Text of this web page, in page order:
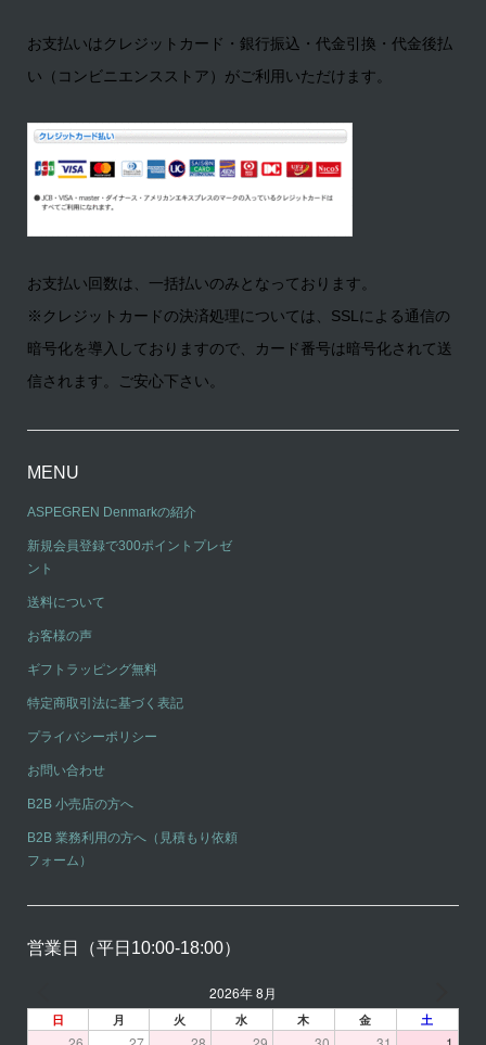
お支払いはクレジットカード・銀行振込・代金引換・代金後払
い（コンビニエンスストア）がご利用いただけます。
お支払い回数は、一括払いのみとなっております。
※クレジットカードの決済処理については、SSLによる通信の
暗号化を導入しておりますので、カード番号は暗号化されて送
信されます。ご安心下さい。
MENU
ASPEGREN Denmarkの紹介
新規会員登録で300ポイントプレゼ
ント
送料について
お客様の声
ギフトラッピング無料
特定商取引法に基づく表記
プライバシーポリシー
お問い合わせ
B2B 小売店の方へ
B2B 業務利用の方へ（見積もり依頼
フォーム）
営業日（平日10:00-18:00）
2026年 8月
日 月 火 水 木 金 土